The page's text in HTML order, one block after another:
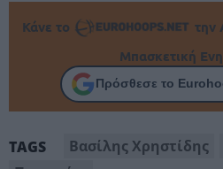
Κάνε το
την
Μπασκετική
Πρόσθεσε το
TAGS Βασίλης Χρηστίδης